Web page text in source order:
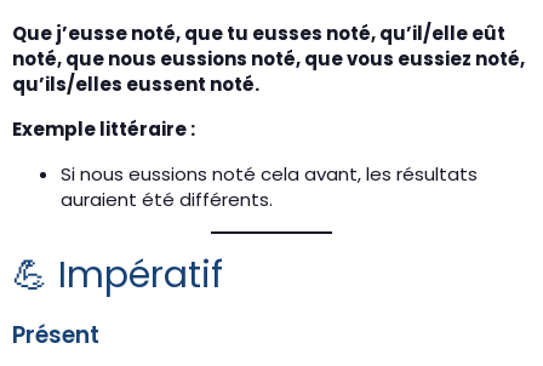
Que j’eusse noté, que tu eusses noté, qu’il/elle eût
noté, que nous eussions noté, que vous eussiez noté,
qu’ils/elles eussent noté.
Exemple littéraire :
Si nous eussions noté cela avant, les résultats
auraient été différents.
💪 Impératif
Présent